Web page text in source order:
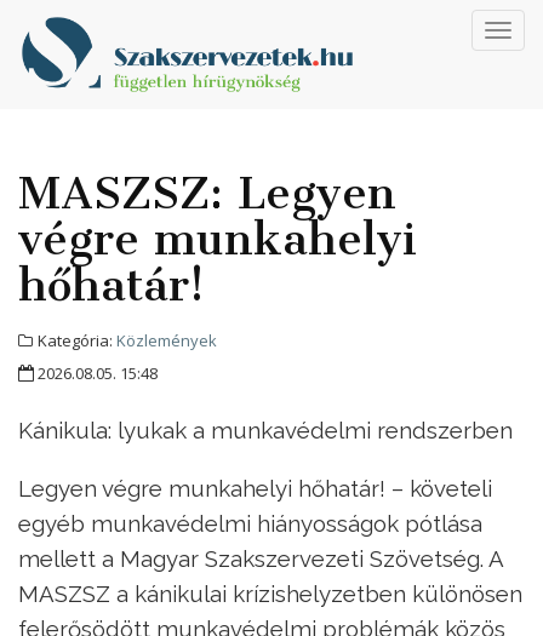
MASZSZ: Legyen
végre munkahelyi
hőhatár!
Kategória: Közlemények
2026.08.05. 15:48
Kánikula: lyukak a munkavédelmi rendszerben
Legyen végre munkahelyi hőhatár! – követeli
egyéb munkavédelmi hiányosságok pótlása
mellett a Magyar Szakszervezeti Szövetség. A
MASZSZ a kánikulai krízishelyzetben különösen
felerősödött munkavédelmi problémák közös